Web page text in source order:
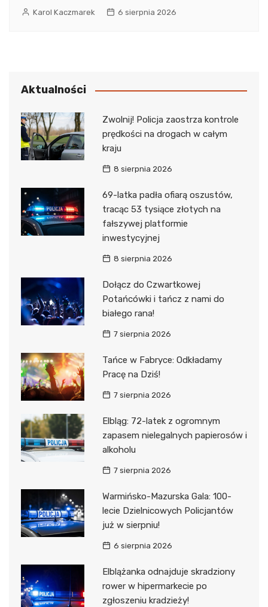
Karol Kaczmarek 6 sierpnia 2026
Aktualności
Zwolnij! Policja zaostrza kontrole
prędkości na drogach w całym
kraju
8 sierpnia 2026
69-latka padła ofiarą oszustów,
tracąc 53 tysiące złotych na
fałszywej platformie
inwestycyjnej
8 sierpnia 2026
Dołącz do Czwartkowej
Potańcówki i tańcz z nami do
białego rana!
7 sierpnia 2026
Tańce w Fabryce: Odkładamy
Pracę na Dziś!
7 sierpnia 2026
Elbląg: 72-latek z ogromnym
zapasem nielegalnych papierosów i
alkoholu
7 sierpnia 2026
Warmińsko-Mazurska Gala: 100-
lecie Dzielnicowych Policjantów
już w sierpniu!
6 sierpnia 2026
Elblążanka odnajduje skradziony
rower w hipermarkecie po
zgłoszeniu kradzieży!